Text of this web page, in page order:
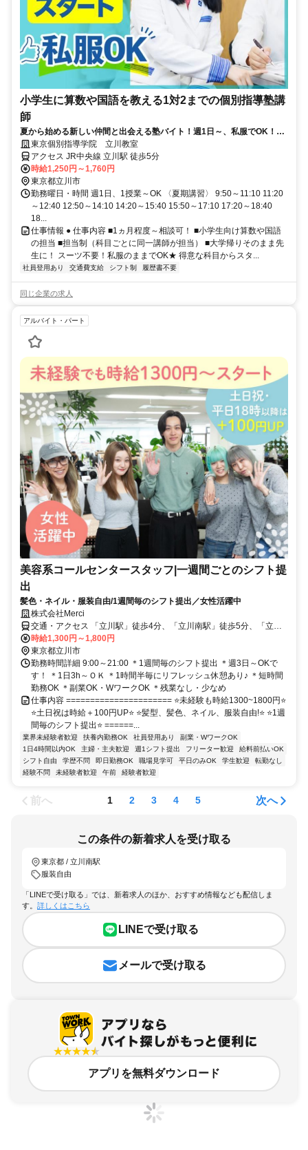
小学生に算数や国語を教える1対2までの個別指導塾講
師
夏から始める新しい仲間と出会える塾バイト！週1日～、私服でOK！テ
ストや帰省なども調整可能！
東京個別指導学院 立川教室
アクセス JR中央線 立川駅 徒歩5分
時給1,250円～1,760円
東京都立川市
勤務曜日・時間 週1日、1授業～OK 〈夏期講習〉 9:50～11:10 11:20
～12:40 12:50～14:10 14:20～15:40 15:50～17:10 17:20～18:40
18...
仕事情報 ● 仕事内容 ■1ヵ月程度～相談可！ ■小学生向け算数や国語
の担当 ■担当制（科目ごとに同一講師が担当） ■大学帰りそのまま先
生に！ スーツ不要！私服のままでOK★ 得意な科目からスタ...
社員登用あり 交通費支給 シフト制 履歴書不要
同じ企業の求人
アルバイト・パート
美容系コールセンタースタッフ|一週間ごとのシフト提
出
髪色・ネイル・服装自由/1週間毎のシフト提出／女性活躍中
株式会社Merci
交通・アクセス 「立川駅」徒歩4分、「立川南駅」徒歩5分、「立川
北駅」徒歩8分
時給1,300円～1,800円
東京都立川市
勤務時間詳細 9:00～21:00 ＊1週間毎のシフト提出 ＊週3日～OKで
す！ ＊1日3h～ＯＫ ＊1時間半毎にリフレッシュ休憩あり♪ ＊短時間
勤務OK ＊副業OK・WワークOK ＊残業なし・少なめ
仕事内容 ====================== ⭐未経験も時給1300~1800円⭐
⭐土日祝は時給＋100円UP⭐ ⭐髪型、髪色、ネイル、服装自由!⭐ ⭐1週
間毎のシフト提出⭐ ======...
業界未経験者歓迎 扶養内勤務OK 社員登用あり
副業・WワークOK
1日4時間以内OK
主婦・主夫歓迎 週1シフト提出 フリーター歓迎
給料前払いOK
シフト自由
学歴不問 即日勤務OK 職場見学可 平日のみOK 学生歓迎
転勤なし
経験不問
未経験者歓迎 午前 経験者歓迎
前へ 1 2 3 4 5 次へ
この条件の新着求人を受け取る
東京都 / 立川南駅
服装自由
「LINEで受け取る」では、新着求人のほか、おすすめ情報なども配信しま
す。 詳しくはこちら
LINEで受け取る
メールで受け取る
アプリを無料ダウンロード